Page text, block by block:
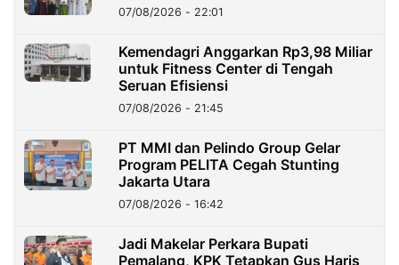
07/08/2026 - 22:01
Kemendagri Anggarkan Rp3,98 Miliar
untuk Fitness Center di Tengah
Seruan Efisiensi
07/08/2026 - 21:45
PT MMI dan Pelindo Group Gelar
Program PELITA Cegah Stunting
Jakarta Utara
07/08/2026 - 16:42
Jadi Makelar Perkara Bupati
Pemalang, KPK Tetapkan Gus Haris